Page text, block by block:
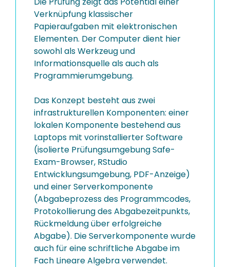
Verknüpfung klassischer
Papieraufgaben mit elektronischen
Elementen. Der Computer dient hier
sowohl als Werkzeug und
Informationsquelle als auch als
Programmierumgebung.
Das Konzept besteht aus zwei
infrastrukturellen Komponenten: einer
lokalen Komponente bestehend aus
Laptops mit vorinstallierter Software
(isolierte Prüfungsumgebung Safe-
Exam-Browser, RStudio
Entwicklungsumgebung, PDF-Anzeige)
und einer Serverkomponente
(Abgabeprozess des Programmcodes,
Protokollierung des Abgabezeitpunkts,
Rückmeldung über erfolgreiche
Abgabe). Die Serverkomponente wurde
auch für eine schriftliche Abgabe im
Fach Lineare Algebra verwendet.